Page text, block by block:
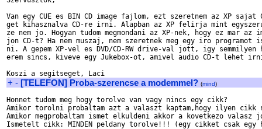
Van egy CUE es BIN CD image fajlom, ezt szeretnem az XP
get kihasznalva CD-re irni. Alapban az XP felirja mint
ze nem jo. Hogyan tudom megmondani az XP-nek, hogy ez mar
jon CD-t? Ha nem muszaj, nem szeretnek meg egy iro
ni. A gepem XP-vel es DVD/CD-RW drive-val jott, igy semmilyen
erem sincs, kiveve egy Jukebox-ot, amivel audio CD-t lehet
+ - [TELEFON] Proba-szerencse a modemmel? (mind)
Honnet tudom meg hogy torolve van vagy nincs egy cikk?
Amikor torolni probaltam azt a valaszt kaptam,hogy ilyen cikk
Amikor megprobaltam ismet elkuldeni akkor a kovetkezo valasz
Ismetelt cikk: MINDEN peldany torolve!!! (egy cikket csak egy